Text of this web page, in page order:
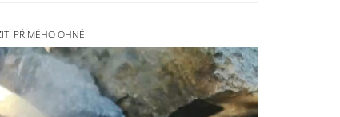
PŘÍMÉHO OHNĚ.